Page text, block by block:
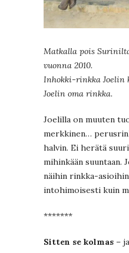
Matkalla pois
vuonna 2010.
Inhokki-rinkka Joelin
Joelin oma rinkka.
Joelilla on muuten
merkkinen…
halvin. Ei herätä
mihinkään suuntaan.
näihin rinkka-
intohimoisesti kuin
*******
Sitten se kolmas –